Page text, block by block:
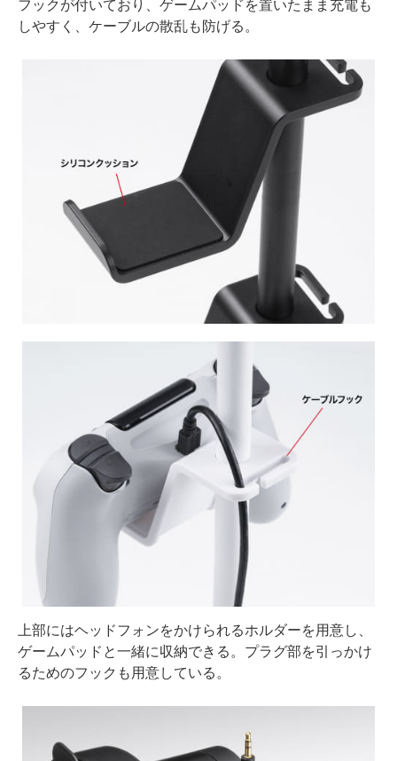
フックが付いており、ゲームパッドを置いたまま充電も
しやすく、ケーブルの散乱も防げる。
上部にはヘッドフォンをかけられるホルダーを用意し、
ゲームパッドと一緒に収納できる。プラグ部を引っかけ
るためのフックも用意している。